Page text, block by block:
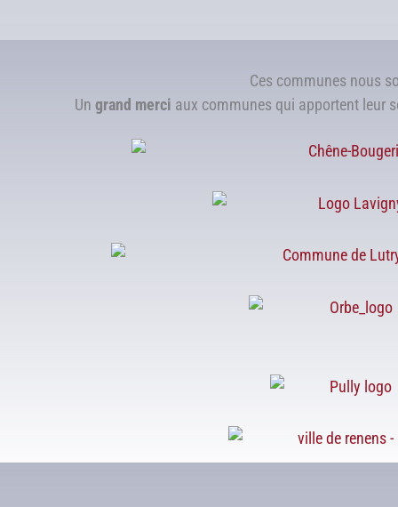
Ces communes nous
Un grand merci aux communes qui apportent leur